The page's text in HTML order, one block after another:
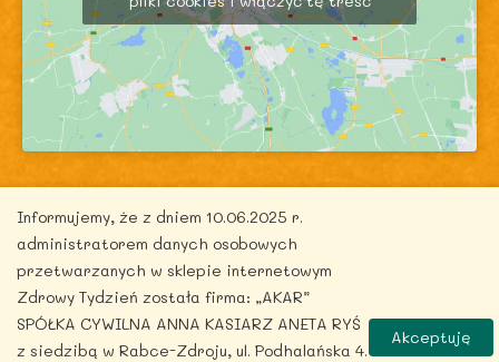
Copyright © 2026 zdrowytydzien.pl | Powered by
ITentego.pl
Informujemy, że z dniem 10.06.2025 r.
administratorem danych osobowych
przetwarzanych w sklepie internetowym
Zdrowy Tydzień została firma: „AKAR”
SPÓŁKA CYWILNA ANNA KASIARZ ANETA RYŚ
z siedzibą w Rabce-Zdroju, ul. Podhalańska 4.
Akceptuję